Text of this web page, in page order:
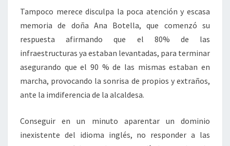
Tampoco merece disculpa la poca atención y escasa
memoria de doña Ana Botella, que comenzó su
respuesta afirmando que el 80% de las
infraestructuras ya estaban levantadas, para terminar
asegurando que el 90 % de las mismas estaban en
marcha, provocando la sonrisa de propios y extraños,
ante la imdiferencia de la alcaldesa.
Conseguir en un minuto aparentar un dominio
inexistente del idioma inglés, no responder a las